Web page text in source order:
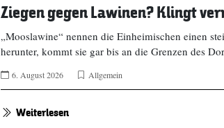
Ziegen gegen Lawinen? Klingt
„Mooslawine“ nennen die Einheimischen einen
herunter, kommt sie gar bis an die Grenzen des
6. August 2026 Allgemein
Weiterlesen